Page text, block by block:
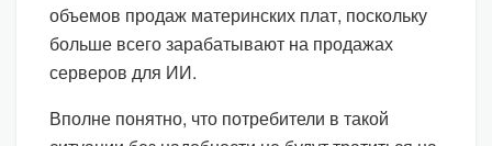
объемов продаж материнских плат, поскольку
больше всего зарабатывают на продажах
серверов для ИИ.
Вполне понятно, что потребители в такой